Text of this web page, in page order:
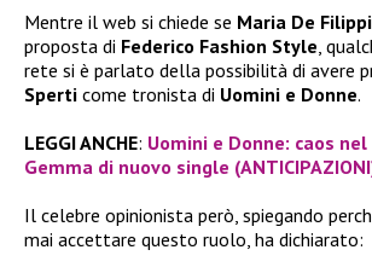
Mentre il web si chiede se Maria De Filippi
proposta di Federico Fashion Style ,
rete si è parlato della possibilità di avere
Sperti come tronista di Uomini e Donne.
LEGGI ANCHE: Uomini e Donne: caos
Gemma di nuovo single
Il celebre opinionista però, spiegando
mai accettare questo ruolo, ha dichiarato: